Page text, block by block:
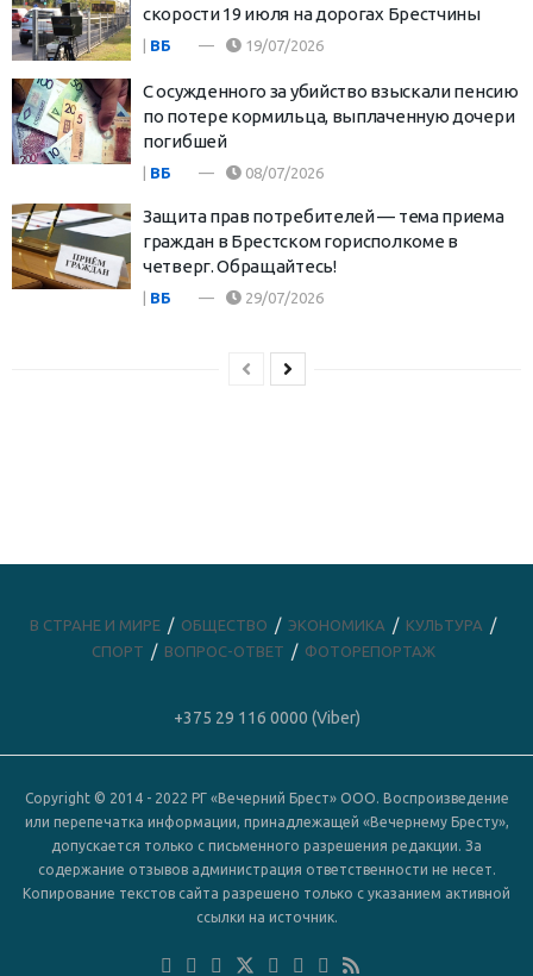
скорости 19 июля на дорогах Брестчины
| ВБ 19/07/2026
С осужденного за убийство взыскали пенсию
по потере кормильца, выплаченную дочери
погибшей
ВБ 08/07/2026
Защита прав потребителей — тема приема
граждан в Брестском горисполкоме в
четверг. Обращайтесь!
ВБ 29/07/2026
В СТРАНЕ И МИРЕ ОБЩЕСТВО ЭКОНОМИКА
КУЛЬТУРА
СПОРТ
ВОПРОС-ОТВЕТ ФОТОРЕПОРТАЖ
+375 29 116 0000 (Viber)
Copyright © 2014 - 2022 РГ «Вечерний Брест» ООО. Воспроизведение
или перепечатка информации, принадлежащей «Вечернему Бресту»,
допускается только с письменного разрешения редакции. За
содержание отзывов администрация ответственности не несет.
Копирование текстов сайта разрешено только с указанием активной
ссылки на источник.